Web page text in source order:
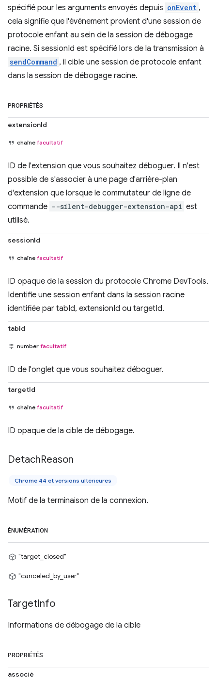
spécifié pour les arguments envoyés depuis onEvent ,
cela signifie que l'événement provient d'une session de
protocole enfant au sein de la session de débogage
racine. Si sessionId est spécifié lors de la transmission à
sendCommand , il cible une session de protocole enfant
dans la session de débogage racine.
PROPRIÉTÉS
extensionId
chaîne facultatif
ID de l'extension que vous souhaitez déboguer. Il n'est
possible de s'associer à une page d'arrière-plan
d'extension que lorsque le commutateur de ligne de
commande --silent-debugger-extension-api est
utilisé.
sessionId
chaîne facultatif
ID opaque de la session du protocole Chrome DevTools.
Identifie une session enfant dans la session racine
identifiée par tabId, extensionId ou targetId.
tabId
number facultatif
ID de l'onglet que vous souhaitez déboguer.
targetId
chaîne facultatif
ID opaque de la cible de débogage.
DetachReason
Chrome 44 et versions ultérieures
Motif de la terminaison de la connexion.
ÉNUMÉRATION
"target_closed"
"canceled_by_user"
TargetInfo
Informations de débogage de la cible
PROPRIÉTÉS
associé